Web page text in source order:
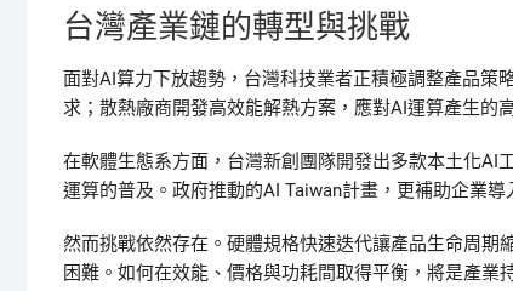
台灣產業鏈的轉型與挑戰
面對AI算力下放趨勢，台灣科技業者正積極調整產品策
求；散熱廠商開發高效能解熱方案，應對AI運算產生的
在軟體生態系方面，台灣新創團隊開發出多款本土化AI
運算的普及。政府推動的AI Taiwan計畫，更補助企業
然而挑戰依然存在。硬體規格快速迭代讓產品生命周
困難。如何在效能、價格與功耗間取得平衡，將是產業